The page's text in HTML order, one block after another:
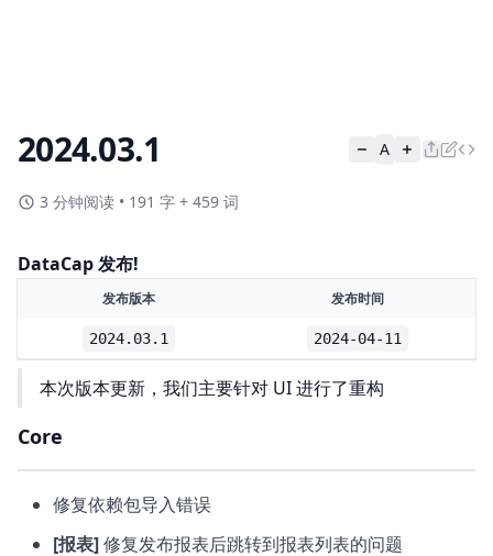
2024.03.1 A
3 分钟阅读 • 191 字 + 459 词
DataCap 发布!
发布版本 发布时间
2024.03.1 2024-04-11
本次版本更新，我们主要针对 UI 进行了重构
Core
修复依赖包导入错误
[报表]修复发布报表后跳转到报表列表的问题